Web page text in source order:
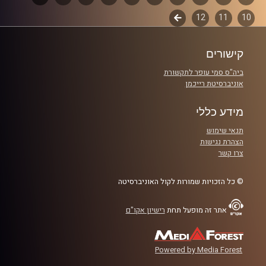
קרדיט תמונות:Elior Buchnik
פרקים
10
11
12
לשלב
קישורים
ביה"ס סמי עופר לתקשורת
אוניברסיטת רייכמן
מידע כללי
תנאי שימוש
הצהרת נגישות
צרו קשר
© כל הזכויות שמורות לקול האוניברסיטה
אתר זה מופעל תחת רישיון אקו"ם
Powered by Media Forest